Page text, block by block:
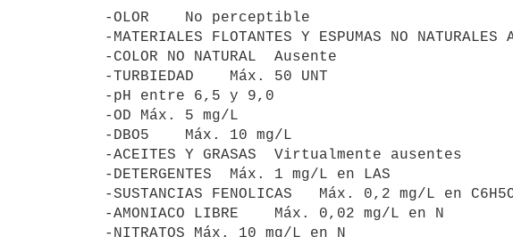
-OLOR    No perceptible
-MATERIALES FLOTANTES Y ESPUMAS NO
-COLOR NO NATURAL  Ausente
-TURBIEDAD    Máx. 50 UNT
-pH entre 6,5 y 9,0
-OD Máx. 5 mg/L
-DBO5    Máx. 10 mg/L
-ACEITES Y GRASAS  Virtualmente ausentes
-DETERGENTES  Máx. 1 mg/L en LAS
-SUSTANCIAS FENOLICAS   Máx. 0,2 mg/L en
-AMONIACO LIBRE    Máx. 0,02 mg/L en N
-NITRATOS Máx. 10 mg/L en N